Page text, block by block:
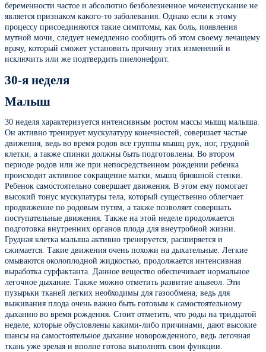
беременности частое и абсолютно безболезненное мочеиспускание не
является признаком какого-то заболевания. Однако если к этому
процессу присоединяются такие симптомы, как боль, появления
мутной мочи, следует немедленно сообщить об этом своему лечащему
врачу, который сможет установить причину этих изменений и
исключить или же подтвердить пиелонефрит.
30-я неделя
Малыш
30 неделя характеризуется интенсивным ростом массы мышц малыша.
Он активно тренирует мускулатуру конечностей, совершает частые
движения, ведь во время родов все группы мышц рук, ног, грудной
клетки, а также спинки должны быть подготовлены. Во втором
периоде родов или же при непосредственном рождении ребенка
происходит активное сокращение матки, мышц брюшной стенки.
Ребенок самостоятельно совершает движения. В этом ему помогает
высокий тонус мускулатуры тела, который существенно облегчает
продвижение по родовым путям, а также позволяет совершать
поступательные движения. Также на этой неделе продолжается
подготовка внутренних органов плода для внеутробной жизни.
Грудная клетка малыша активно тренируется, расширяется и
сжимается. Такие движения очень похожи на дыхательные. Легкие
омываются околоплодной жидкостью, продолжается интенсивная
выработка сурфактанта. Данное вещество обеспечивает нормальное
легочное дыхание. Также можно отметить развитие альвеол. Эти
пузырьки тканей легких необходимы для газообмена, ведь для
выживания плода очень важно быть готовым к самостоятельному
дыханию во время рождения. Стоит отметить, что роды на тридцатой
неделе, которые обусловлены какими-либо причинами, дают высокие
шансы на самостоятельное дыхание новорожденного, ведь легочная
ткань уже зрелая и вполне готова выполнять свои функции.